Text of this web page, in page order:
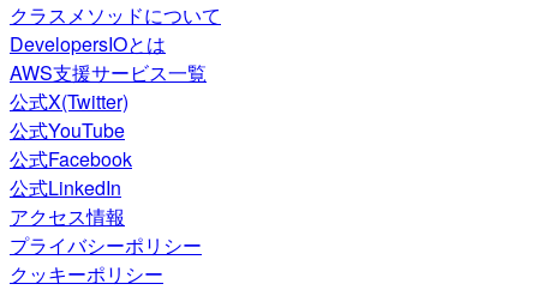
クラスメソッドについて
DevelopersIOとは
AWS支援サービス一覧
公式X(Twitter)
公式YouTube
公式Facebook
公式LinkedIn
アクセス情報
プライバシーポリシー
クッキーポリシー